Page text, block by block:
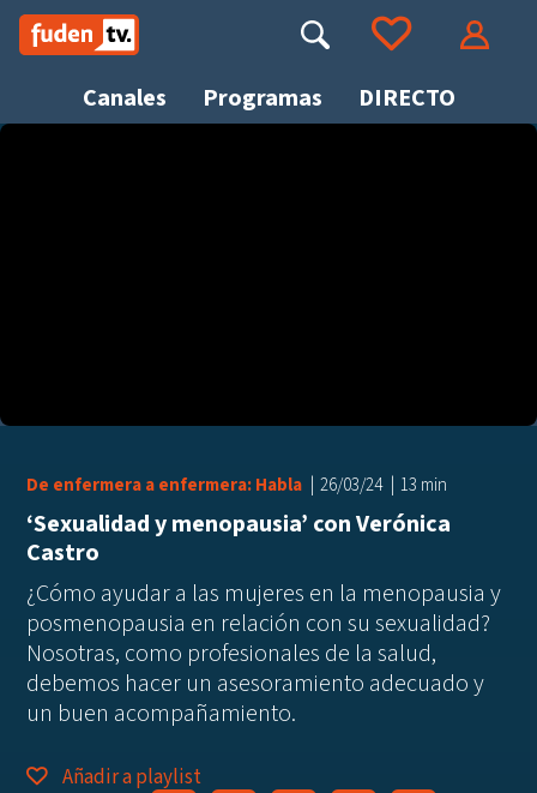
Saltar
contenido
Canales Programas DIRECTO
Buscar Ir a tus favoritos
De enfermera a enfermera: Habla 26/03/24 13 min
‘Sexualidad y menopausia’ con Verónica
Castro
¿Cómo ayudar a las mujeres en la menopausia y
posmenopausia en relación con su sexualidad?
Nosotras, como profesionales de la salud,
debemos hacer un asesoramiento adecuado y
un buen acompañamiento.
Añadir a playlist